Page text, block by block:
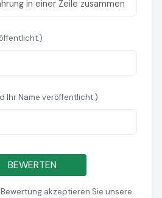
Ihr Name veröffentlicht.)
BEWERTEN
akzeptieren Sie unsere